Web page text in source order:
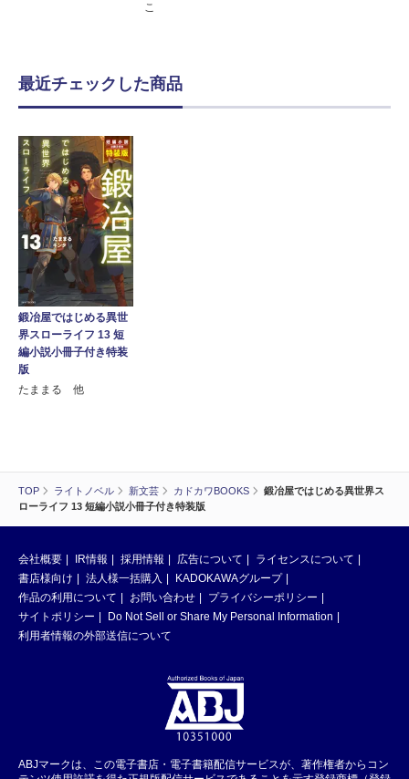
TOP ライトノベル 新文芸 カドカワBOOKS
鍛冶屋ではじめる異世界ス
ローライフ 13 短編小説小冊子付き特装版
こ
最近チェックした商品
鍛冶屋ではじめる異世
界スローライフ 13 短
編小説小冊子付き特装
版
たままる 他
会社概要 IR情報 採用情報 広告について
ライセンスについて
書店様向け
法人様一括購入
KADOKAWAグループ
作品の利用について
お問い合わせ
プライバシーポリシー
サイトポリシー
Do Not Sell or Share My Personal Information
利用者情報の外部送信について
ABJマークは、この電子書店・電子書籍配信サービスが、著作権者からコン